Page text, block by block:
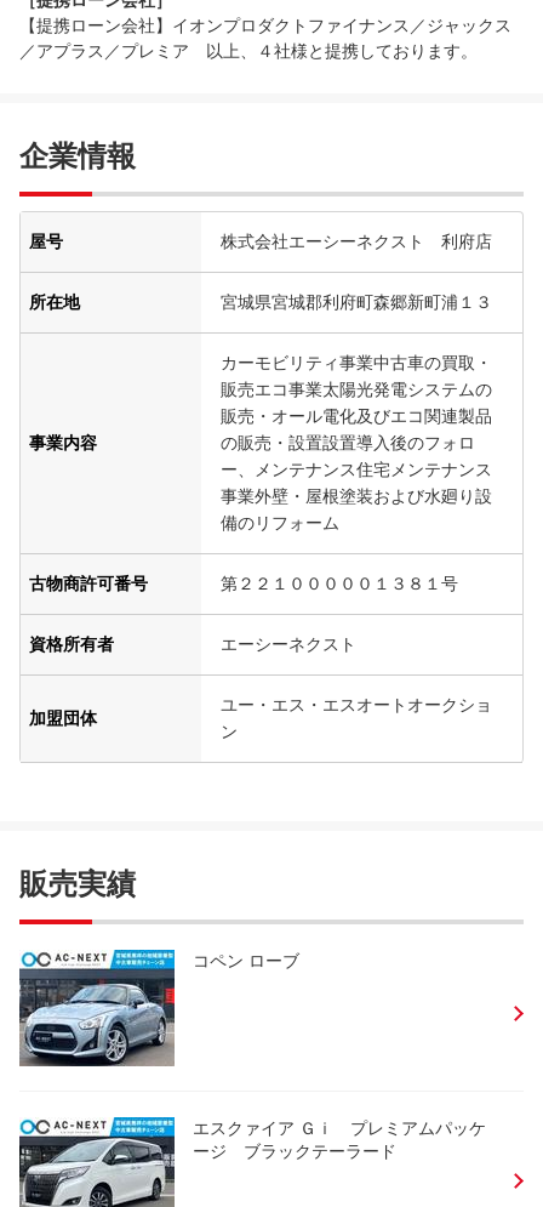
【提携ローン会社】イオンプロダクトファイナンス／ジャックス
／アプラス／プレミア 以上、４社様と提携しております。
企業情報
屋号 株式会社エーシーネクスト 利府店
所在地 宮城県宮城郡利府町森郷新町浦１３
事業内容
カーモビリティ事業中古車の買取・
販売エコ事業太陽光発電システムの
販売・オール電化及びエコ関連製品
の販売・設置設置導入後のフォロ
ー、メンテナンス住宅メンテナンス
事業外壁・屋根塗装および水廻り設
備のリフォーム
古物商許可番号 第２２１０００００１３８１号
資格所有者 エーシーネクスト
加盟団体
ユー・エス・エスオートオークショ
ン
販売実績
コペン ローブ
エスクァイア Ｇｉ プレミアムパッケ
ージ ブラックテーラード